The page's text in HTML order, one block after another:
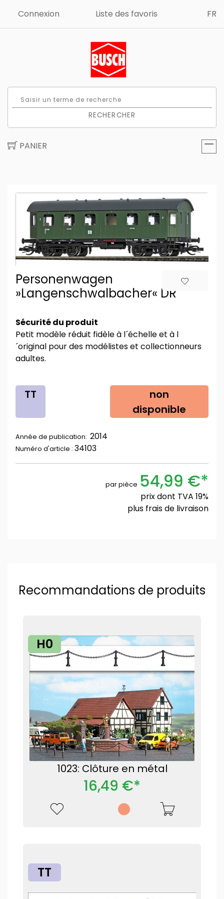
Connexion Liste des favoris FR
RECHERCHER
PANIER
Personenwagen
»Langenschwalbacher« DR
Sécurité du produit
Petit modèle réduit fidèle à l´échelle et à l
´original pour des modélistes et collectionneurs
adultes.
TT
non
disponible
Année de publication: 2014
Numéro d'article : 34103
par pièce 54,99 €*
prix dont TVA 19%
plus frais de livraison
Recommandations de produits
H0
1023: Clôture en métal
16,49 €*
TT